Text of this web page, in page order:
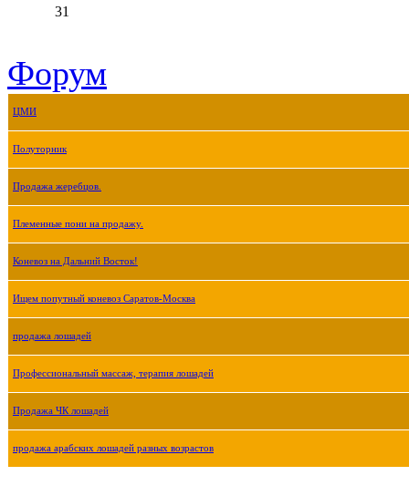
31
Форум
ЦМИ
Полуторник
Продажа жеребцов.
Племенные пони на продажу.
Коневоз на Дальний Восток!
Ищем попутный коневоз Саратов-Москва
продажа лошадей
Профессиональный массаж, терапия лошадей
Продажа ЧК лошадей
продажа арабских лошадей разных возрастов